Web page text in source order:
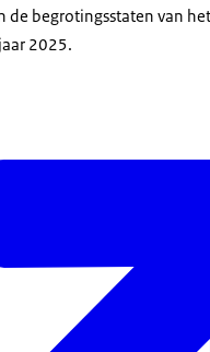
de begrotingsstaten van
2025.